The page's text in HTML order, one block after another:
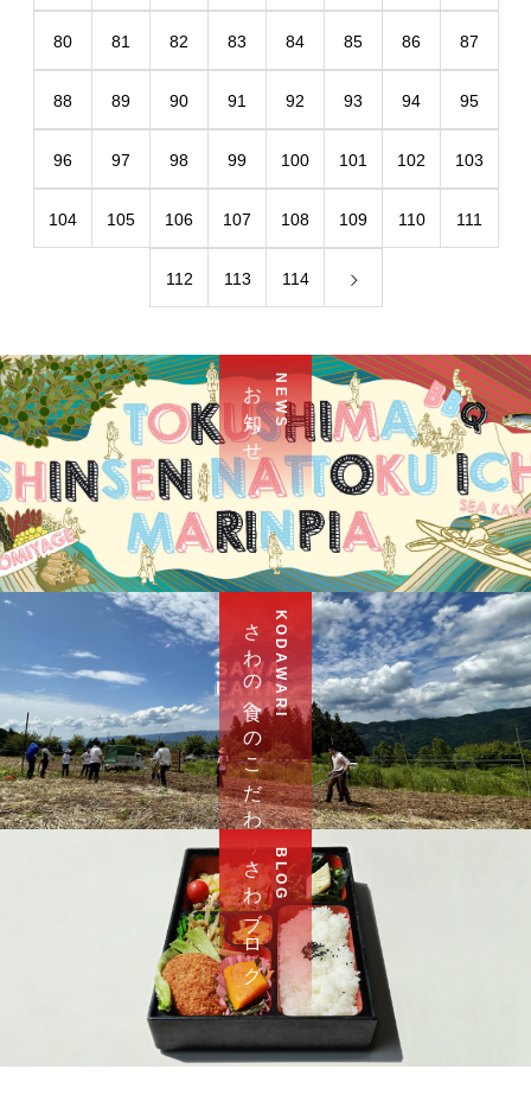
80 81 82 83 84 85 86 87
88 89 90 91 92 93 94 95
96 97 98 99 100 101 102 103
104 105 106 107 108 109 110 111
112 113 114
N E W S
お 知 ら せ
K O D A W A R I
さ わ の 食 へ の こ だ わ り
B L O G
さ わ ブ ロ グ